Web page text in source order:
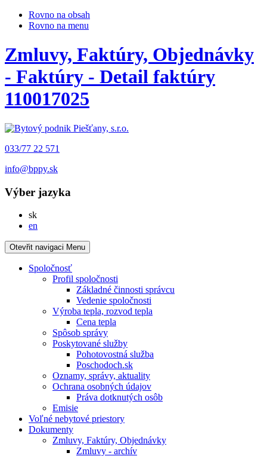
Rovno na obsah
Rovno na menu
Zmluvy, Faktúry, Objednávky
- Faktúry - Detail faktúry
110017025
033/77 22 571
info@bppy.sk
Výber jazyka
skSlovensky
en
Otevřit navigaci Menu
Spoločnosť
Profil spoločnosti
Základné činnosti správcu
Vedenie spoločnosti
Výroba tepla, rozvod tepla
Cena tepla
Spôsob správy
Poskytované služby
Pohotovostná služba
Poschodoch.sk
Oznamy, správy, aktuality
Ochrana osobných údajov
Práva dotknutých osôb
Emisie
Voľné nebytové priestory
Dokumenty
Zmluvy, Faktúry, Objednávky
Zmluvy - archív